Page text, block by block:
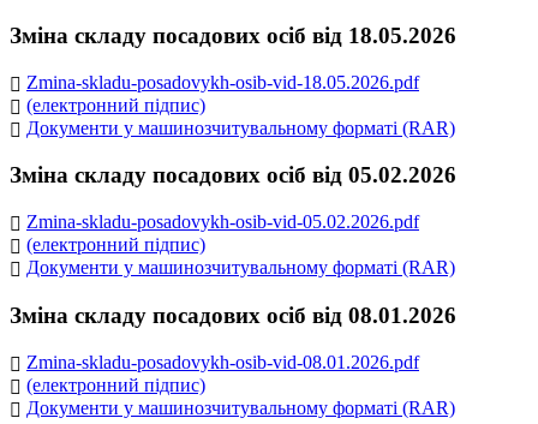
Зміна складу посадових осіб від 18.05.2026
Zmina-skladu-posadovykh-osib-vid-18.05.2026.pdf
(електронний підпис)
Документи у машинозчитувальному форматі (RAR)
Зміна складу посадових осіб від 05.02.2026
Zmina-skladu-posadovykh-osib-vid-05.02.2026.pdf
(електронний підпис)
Документи у машинозчитувальному форматі (RAR)
Зміна складу посадових осіб від 08.01.2026
Zmina-skladu-posadovykh-osib-vid-08.01.2026.pdf
(електронний підпис)
Документи у машинозчитувальному форматі (RAR)